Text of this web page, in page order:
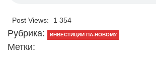
Post Views: 1 354
Рубрика: ИНВЕСТИЦИИ ПА-НОВОМУ
Метки: